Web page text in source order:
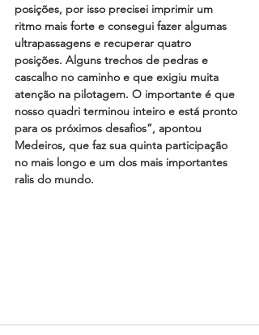
posições, por isso precisei imprimir um
ritmo mais forte e consegui fazer algumas
ultrapassagens e recuperar quatro
posições. Alguns trechos de pedras e
cascalho no caminho e que exigiu muita
atenção na pilotagem. O importante é que
nosso quadri terminou inteiro e está pronto
para os próximos desafios”, apontou
Medeiros, que faz sua quinta participação
no mais longo e um dos mais importantes
ralis do mundo.